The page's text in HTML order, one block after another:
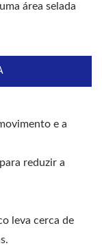
área selada
e a
reduzir a
leva cerca de